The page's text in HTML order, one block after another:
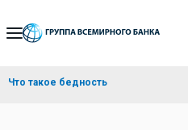
Skip
Navigation
Что такое бедность